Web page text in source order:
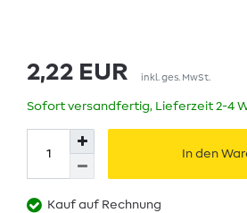
2,22 EUR inkl. ges. MwSt.
Sofort versandfertig, Lieferzeit 2-4
In den
Kauf auf Rechnung